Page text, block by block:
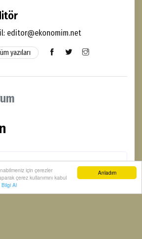
Anladım
için çerezler
çerez kullanımını kabul
Bilgi Al
editor@ekonomim.net
yazıları